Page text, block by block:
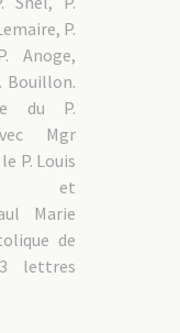
P.
Anoge,
Bouillon.
du P.
Mgr
P. Louis
et
Marie
de
lettres